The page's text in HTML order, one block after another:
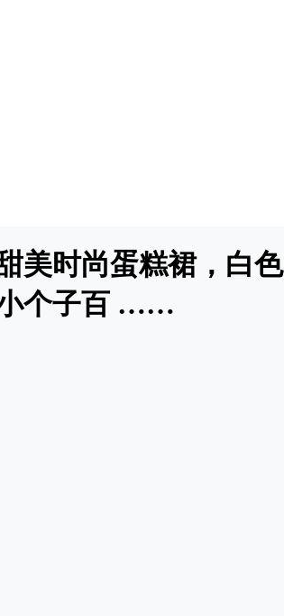
美时尚蛋糕裙，白色
小个子百 ……